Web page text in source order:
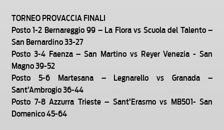
TORNEO PROVACCIA FINALI
Posto 1-2 Bernareggio 99 – La Flora vs Scuola del Talento –
San Bernardino 33-27
Posto 3-4 Faenza – San Martino vs Reyer Venezia - San
Magno 39-52
Posto 5-6 Martesana – Legnarello vs Granada –
Sant’Ambrogio 36-44
Posto 7-8 Azzurra Trieste – Sant’Erasmo vs MB501- San
Domenico 45-64